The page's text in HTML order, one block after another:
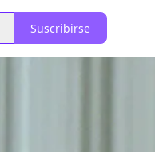
Suscribirse